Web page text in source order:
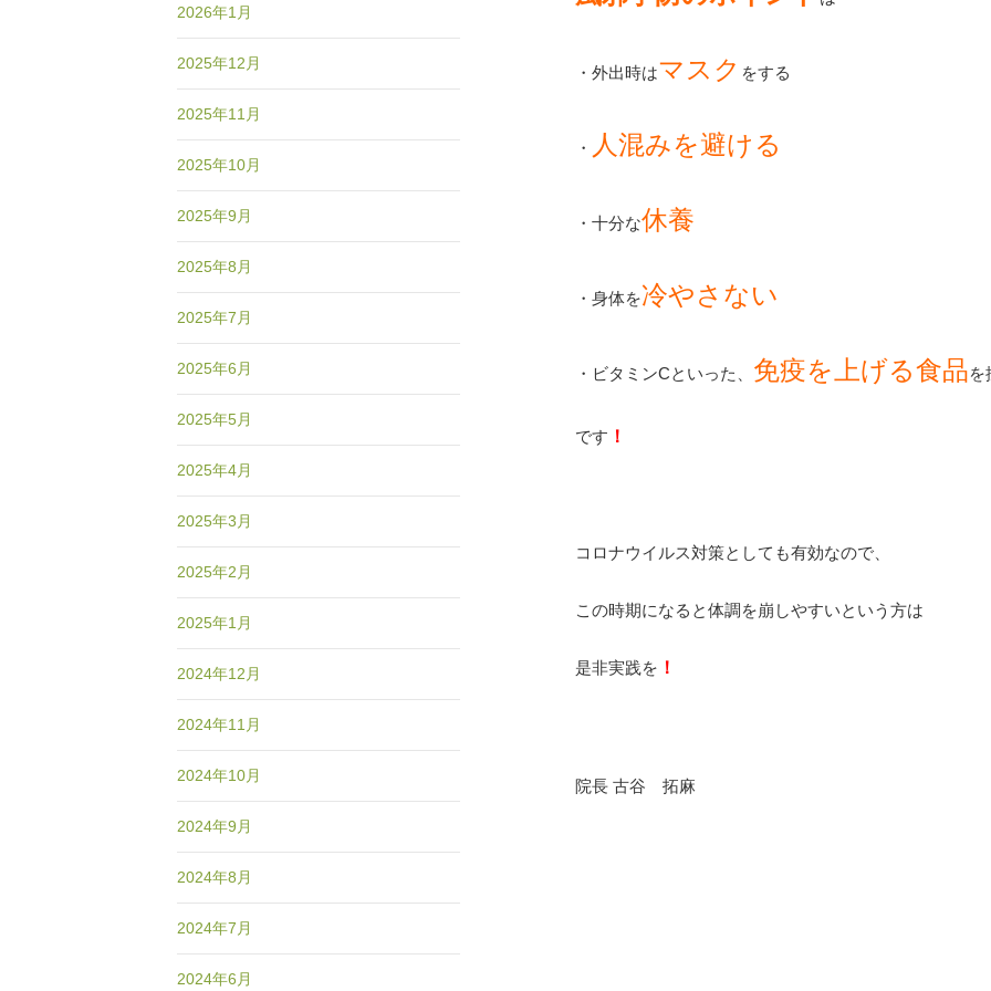
・外出時はマスク をする
・ 人混みを避ける
・十分な休養
・身体を冷やさない
・ビタミンCといった、 免疫を上げる食品を
です ！
コロナウイルス対策としても有効なので、
この時期になると体調を崩しやすいという方は
是非実践を ！
院長 古谷 拓麻
2026年1月
2025年12月
2025年11月
2025年10月
2025年9月
2025年8月
2025年7月
2025年6月
2025年5月
2025年4月
2025年3月
2025年2月
2025年1月
2024年12月
2024年11月
2024年10月
2024年9月
2024年8月
2024年7月
2024年6月